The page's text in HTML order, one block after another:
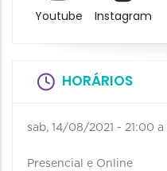
Youtube Instagram
HORÁRIOS
sab, 14/08/2021 - 21:00 a
Presencial e Online